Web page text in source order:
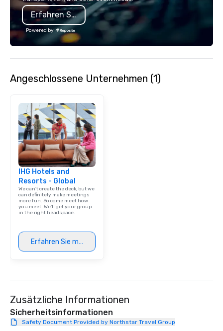
Erfahren Sie mehr
Powered by
Angeschlossene Unternehmen (1)
IHG Hotels and
Resorts - Global
We can't create the deck, but we
can definitely make meetings
more fun. So come meet how
you meet. We'll get your group
in the right headspace.
Erfahren Sie mehr
Zusätzliche Informationen
Sicherheitsinformationen
Safety Document Provided by Northstar Travel Group